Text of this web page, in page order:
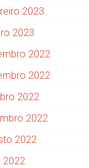
2023
2023
2022
2022
2022
2022
2022
2022